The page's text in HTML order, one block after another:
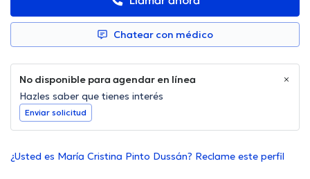
Chatear con médico
No disponible para agendar en línea
Hazles saber que tienes interés
Enviar solicitud
¿Usted es María Cristina Pinto Dussán? Reclame este perfil